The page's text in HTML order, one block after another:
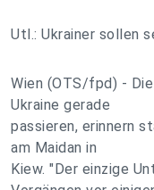
Utl.: Ukrainer sollen
Wien (OTS/fpd) -
Ukraine gerade
passieren, erinnern
am Maidan in
Kiew. "Der einzige